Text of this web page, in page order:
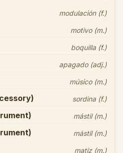
modulación (f.)
motivo (m.)
boquilla (f.)
apagado (adj.)
músico (m.)
sordina (f.)
mástil (m.)
mástil (m.)
matiz (m.)